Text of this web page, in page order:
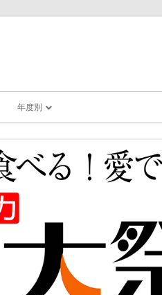
年度別
2024年
2022年
2021年
2020年